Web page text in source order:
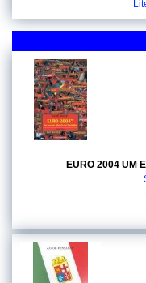
EURO 2004 UM